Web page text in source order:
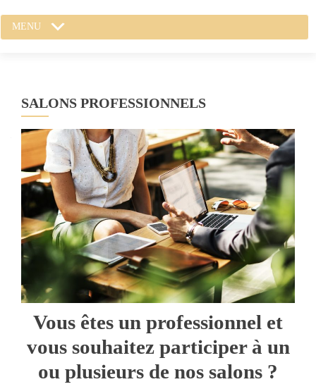
MENU
SALONS PROFESSIONNELS
Vous êtes un professionnel et
vous souhaitez participer à un
ou plusieurs de nos salons ?